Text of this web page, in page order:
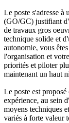
Le poste s'adresse
(GO/GC) justifiant
de travaux gros
technique solide et
autonomie, vous
l'organisation et
priorités et piloter
maintenant un haut
Le poste est
expérience, au sein
moyens techniques
variés à forte valeur